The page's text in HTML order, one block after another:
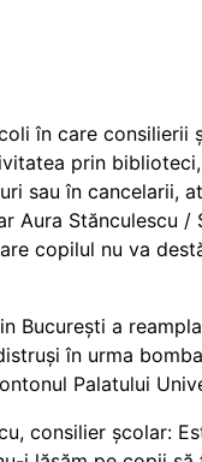
în care consilierii
prin
sau în cancelarii,
Aura Stănculescu /
copilul nu va
București a
în urma
Palatului
consilier școlar: